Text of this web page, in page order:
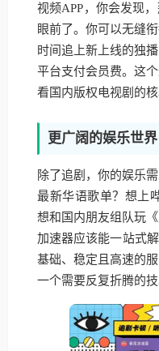
视频APP，你会发现
眼前了。你可以无缝
时间追上新上线的独
平台支付会员费。这
看国内版权电视剧的核
更广阔的娱乐世界
除了追剧，你的娱乐
最新华语歌单？想上
想和国内朋友组队玩
加速器应该能一站式
基础、稳定且高速的
一个需要反复折腾的技